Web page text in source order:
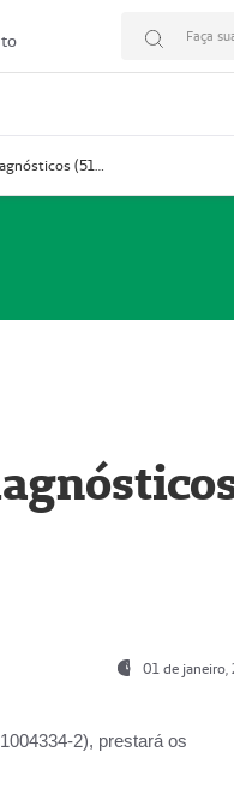
Faça
Prestador Medlife Consultas e Diagnósticos (51004334-2)
01 de janeiro,
2), prestará os